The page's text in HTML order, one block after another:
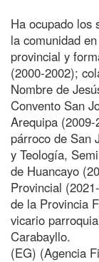
Ha ocupado los
la comunidad
provincial y
(2000-2002);
Nombre de
Convento San
Arequipa
párroco de San
y Teología,
de Huancayo
Provincial
de la Provincia
vicario
Carabayllo.
(EG) (Agencia